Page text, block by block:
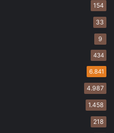
154
33
9
434
6.841
4.987
1.458
218